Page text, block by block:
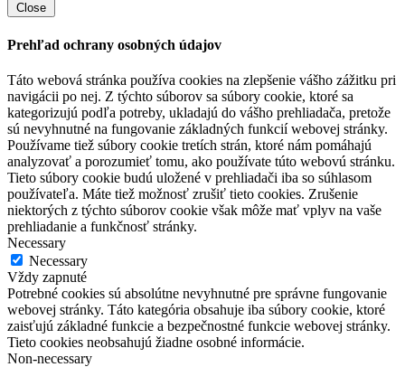
Close
Prehľad ochrany osobných údajov
Táto webová stránka používa cookies na zlepšenie vášho zážitku pri
navigácii po nej. Z týchto súborov sa súbory cookie, ktoré sa
kategorizujú podľa potreby, ukladajú do vášho prehliadača, pretože
sú nevyhnutné na fungovanie základných funkcií webovej stránky.
Používame tiež súbory cookie tretích strán, ktoré nám pomáhajú
analyzovať a porozumieť tomu, ako používate túto webovú stránku.
Tieto súbory cookie budú uložené v prehliadači iba so súhlasom
používateľa. Máte tiež možnosť zrušiť tieto cookies. Zrušenie
niektorých z týchto súborov cookie však môže mať vplyv na vaše
prehliadanie a funkčnosť stránky.
Necessary
Necessary
Vždy zapnuté
Potrebné cookies sú absolútne nevyhnutné pre správne fungovanie
webovej stránky. Táto kategória obsahuje iba súbory cookie, ktoré
zaisťujú základné funkcie a bezpečnostné funkcie webovej stránky.
Tieto cookies neobsahujú žiadne osobné informácie.
Non-necessary